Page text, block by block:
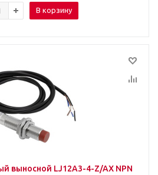
В корзину
выносной LJ12A3-4-Z/AX NPN